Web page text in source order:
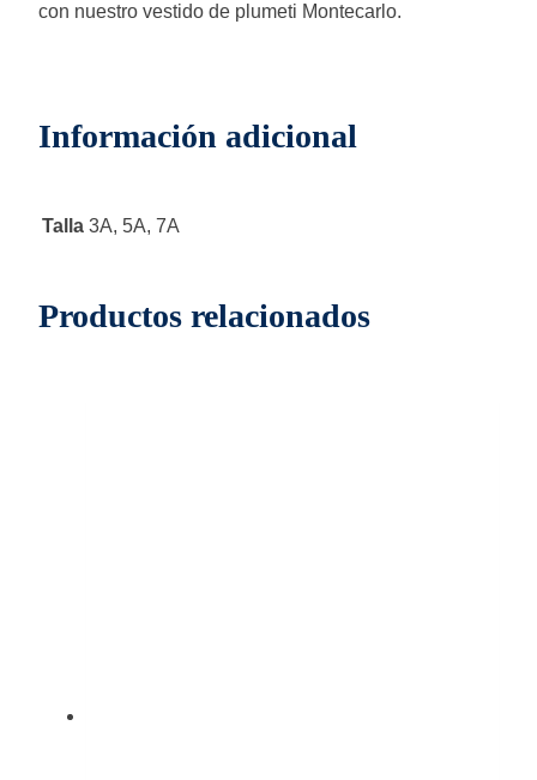
con nuestro vestido de plumeti Montecarlo.
Información adicional
Talla 3A, 5A, 7A
Productos relacionados